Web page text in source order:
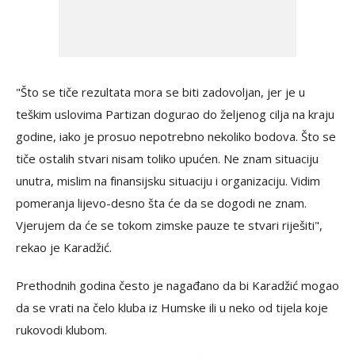
"Što se tiče rezultata mora se biti zadovoljan, jer je u
teškim uslovima Partizan dogurao do željenog cilja na kraju
godine, iako je prosuo nepotrebno nekoliko bodova. Što se
tiče ostalih stvari nisam toliko upućen. Ne znam situaciju
unutra, mislim na finansijsku situaciju i organizaciju. Vidim
pomeranja lijevo-desno šta će da se dogodi ne znam.
Vjerujem da će se tokom zimske pauze te stvari riješiti",
rekao je Karadžić.
Prethodnih godina često je nagađano da bi Karadžić mogao
da se vrati na čelo kluba iz Humske ili u neko od tijela koje
rukovodi klubom.